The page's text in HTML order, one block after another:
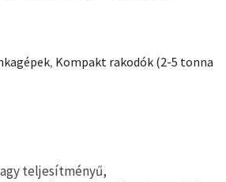
, Kompakt rakodók (2-5 tonna
teljesítményű,